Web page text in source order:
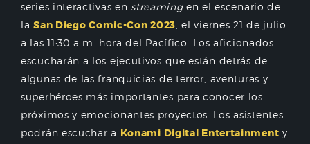
series interactivas en streamingen el escenario de
laSan Diego Comic-Con 2023 , el viernes 21 de julio
a las 11:30 a.m. hora del Pacífico. Los aficionados
escucharán a los ejecutivos que están detrás de
algunas de las franquicias de terror, aventuras y
superhéroes más importantes para conocer los
próximos y emocionantes proyectos. Los asistentes
podrán escuchar a Konami Digital Entertainment y